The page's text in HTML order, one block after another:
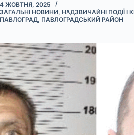
4 ЖОВТНЯ, 2025
ЗАГАЛЬНІ НОВИНИ, НАДЗВИЧАЙНІ ПОДІЇ І
ПАВЛОГРАД, ПАВЛОГРАДСЬКИЙ РАЙОН